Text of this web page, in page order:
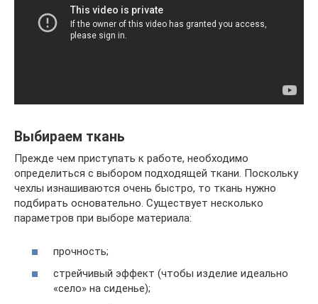
Выбираем ткань
Прежде чем приступать к работе, необходимо
определиться с выбором подходящей ткани. Поскольку
чехлы изнашиваются очень быстро, то ткань нужно
подбирать основательно. Существует несколько
параметров при выборе материала:
прочность;
стрейчивый эффект (чтобы изделие идеально
«село» на сиденье);